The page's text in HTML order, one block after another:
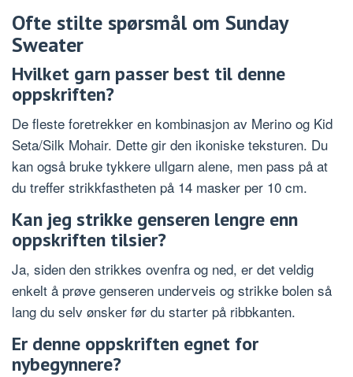
Ofte stilte spørsmål om Sunday
Sweater
Hvilket garn passer best til denne
oppskriften?
De fleste foretrekker en kombinasjon av Merino og Kid
Seta/Silk Mohair. Dette gir den ikoniske teksturen. Du
kan også bruke tykkere ullgarn alene, men pass på at
du treffer strikkfastheten på 14 masker per 10 cm.
Kan jeg strikke genseren lengre enn
oppskriften tilsier?
Ja, siden den strikkes ovenfra og ned, er det veldig
enkelt å prøve genseren underveis og strikke bolen så
lang du selv ønsker før du starter på ribbkanten.
Er denne oppskriften egnet for
nybegynnere?